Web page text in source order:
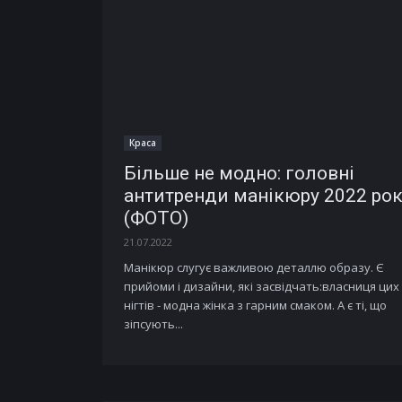
Краса
Більше не модно: головні
антитренди манікюру 2022
(ФОТО)
21.07.2022
Манікюр слугує важливою деталлю образу. Є
прийоми і дизайни, які засвідчать:власниця цих
нігтів - модна жінка з гарним смаком. А є ті, що
зіпсують...